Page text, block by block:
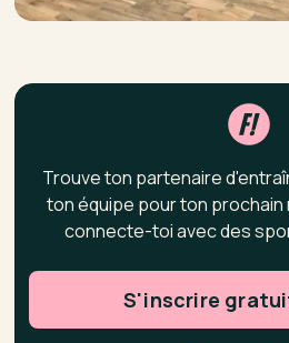
Trouve ton partenaire
ton équipe pour ton prochain
connecte-toi avec des
S'inscrire